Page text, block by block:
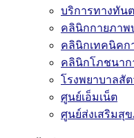
บริการทางทัน
คลินิกกายภาพ
คลินิกเทคนิคก
คลินิกโภชนาก
โรงพยาบาลสัต
ศูนย์เอ็มเน็ต
ศูนย์ส่งเสริมสุ